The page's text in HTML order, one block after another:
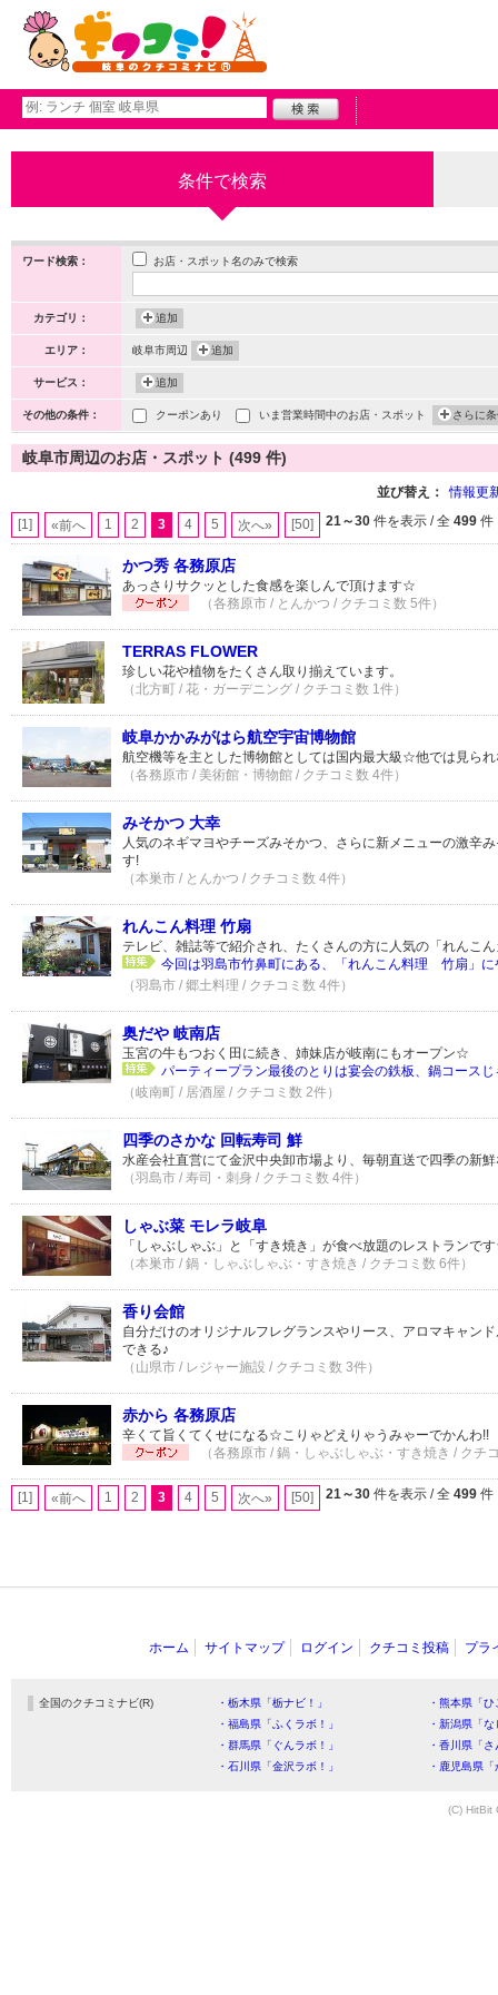
条件で検索
ワード検索： お店・スポット名のみで検索
カテゴリ： 追加
エリア： 岐阜市周辺 追加
サービス： 追加
その他の条件： クーポンあり いま営業時間中のお店・スポット さらに
岐阜市周辺のお店・スポット (499 件)
並び替え： 情報更
[1] «前へ 1 2 3 4 5 次へ» [50] 21～30 件を表示 / 全 499 件
かつ秀 各務原店
あっさりサクッとした食感を楽しんで頂けます☆
（各務原市 / とんかつ / クチコミ数 5件）
TERRAS FLOWER
珍しい花や植物をたくさん取り揃えています。
（北方町 / 花・ガーデニング / クチコミ数 1件）
岐阜かかみがはら航空宇宙博物館
航空機等を主とした博物館としては国内最大級☆他では見ら
（各務原市 / 美術館・博物館 / クチコミ数 4件）
みそかつ 大幸
人気のネギマヨやチーズみそかつ、さらに新メニューの激辛
す!
（本巣市 / とんかつ / クチコミ数 4件）
れんこん料理 竹扇
テレビ、雑誌等で紹介され、たくさんの方に人気の「れんこ
今回は羽島市竹鼻町にある、「れんこん料理 竹扇」
（羽島市 / 郷土料理 / クチコミ数 4件）
奥だや 岐南店
玉宮の牛もつおく田に続き、姉妹店が岐南にもオープン☆
パーティープラン最後のとりは宴会の鉄板、鍋コース
（岐南町 / 居酒屋 / クチコミ数 2件）
四季のさかな 回転寿司 鮮
水産会社直営にて金沢中央卸市場より、毎朝直送で四季の新
（羽島市 / 寿司・刺身 / クチコミ数 4件）
しゃぶ菜 モレラ岐阜
「しゃぶしゃぶ」と「すき焼き」が食べ放題のレストランで
（本巣市 / 鍋・しゃぶしゃぶ・すき焼き / クチコミ数 6件）
香り会館
自分だけのオリジナルフレグランスやリース、アロマキャン
できる♪
（山県市 / レジャー施設 / クチコミ数 3件）
赤から 各務原店
辛くて旨くてくせになる☆こりゃどえりゃうみゃーでかんわ!!
（各務原市 / 鍋・しゃぶしゃぶ・すき焼き / クチ
[1] «前へ 1 2 3 4 5 次へ» [50] 21～30 件を表示 / 全 499 件
ホーム サイトマップ ログイン クチコミ投稿 プラ
全国のクチコミナビ(R) ・栃木県「栃ナビ！」
・熊本県「
・福島県「ふくラボ！」
・新潟県「
・群馬県「ぐんラボ！」
・香川県「
・石川県「金沢ラボ！」
・鹿児島県
(C) HitBit